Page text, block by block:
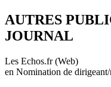
AUTRES
JOURNAL
Les Echos.fr (Web)
en Nomination de